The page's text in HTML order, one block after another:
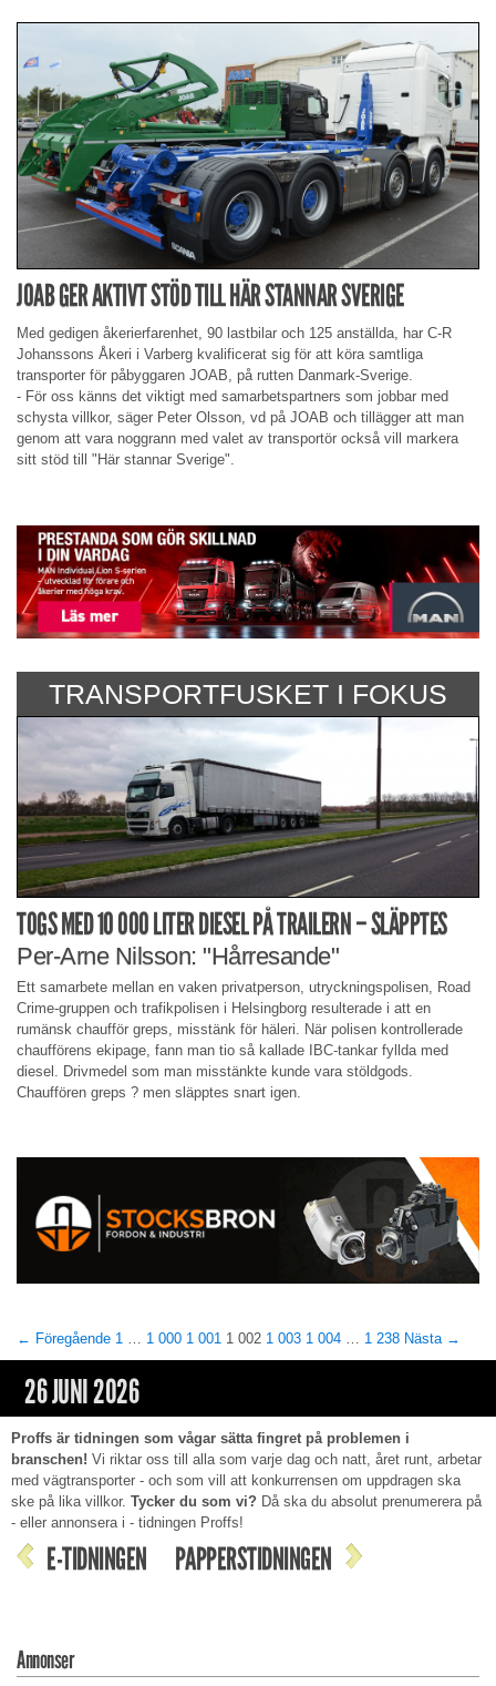
JOAB GER AKTIVT STÖD TILL HÄR STANNAR SVERIGE
Med gedigen åkerierfarenhet, 90 lastbilar och 125 anställda, har C-R
Johanssons Åkeri i Varberg kvalificerat sig för att köra samtliga
transporter för påbyggaren JOAB, på rutten Danmark-Sverige.
- För oss känns det viktigt med samarbetspartners som jobbar med
schysta villkor, säger Peter Olsson, vd på JOAB och tillägger att man
genom att vara noggrann med valet av transportör också vill markera
sitt stöd till "Här stannar Sverige".
TRANSPORTFUSKET I FOKUS
TOGS MED 10 000 LITER DIESEL PÅ TRAILERN – SLÄPPTES
Per-Arne Nilsson: "Hårresande"
Ett samarbete mellan en vaken privatperson, utryckningspolisen, Road
Crime-gruppen och trafikpolisen i Helsingborg resulterade i att en
rumänsk chaufför greps, misstänk för häleri. När polisen kontrollerade
chaufförens ekipage, fann man tio så kallade IBC-tankar fyllda med
diesel. Drivmedel som man misstänkte kunde vara stöldgods.
Chauffören greps ? men släpptes snart igen.
← Föregående 1 … 1 000 1 001 1 002 1 003 1 004 … 1 238 Nästa →
26 JUNI 2026
Proffs är tidningen som vågar sätta fingret på problemen i
branschen! Vi riktar oss till alla som varje dag och natt, året runt, arbetar
med vägtransporter - och som vill att konkurrensen om uppdragen ska
ske på lika villkor. Tycker du som vi? Då ska du absolut prenumerera på
- eller annonsera i - tidningen Proffs!
E-TIDNINGEN PAPPERSTIDNINGEN
Annonser